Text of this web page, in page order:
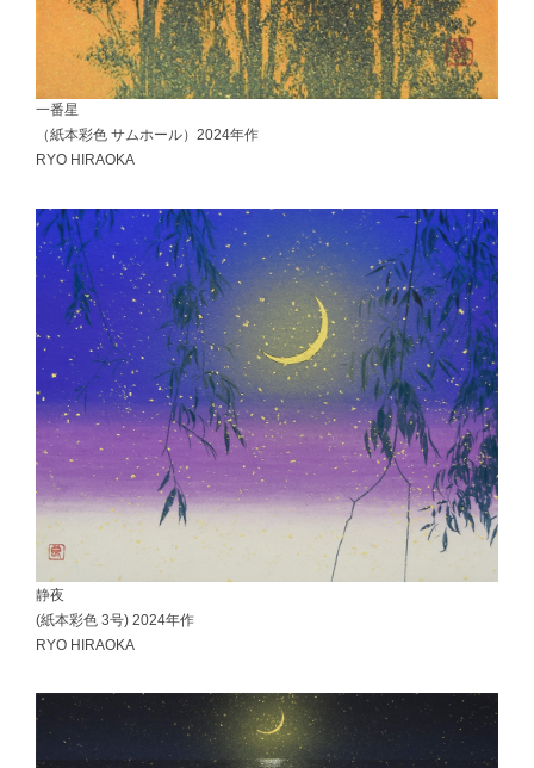
一番星
（紙本彩色 サムホール）2024年作
RYO HIRAOKA
静夜
(紙本彩色 3号) 2024年作
RYO HIRAOKA